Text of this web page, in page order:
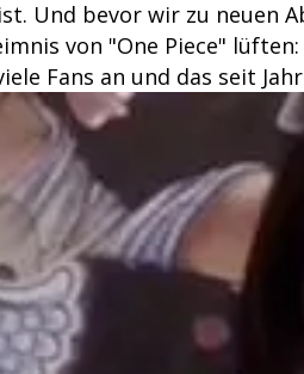
Und bevor wir zu neuen
von "One Piece"
Fans an und das seit